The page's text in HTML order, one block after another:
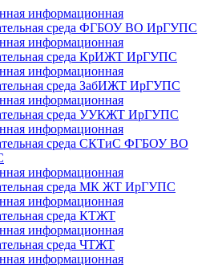
информационная
среда ФГБОУ ВО ИрГУПС
информационная
среда КрИЖТ ИрГУПС
информационная
среда ЗабИЖТ ИрГУПС
информационная
среда УУКЖТ ИрГУПС
информационная
среда СКТиС ФГБОУ ВО
информационная
среда МК ЖТ ИрГУПС
информационная
среда КТЖТ
информационная
среда ЧТЖТ
информационная